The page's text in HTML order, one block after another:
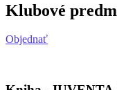
Klubové
Objednať